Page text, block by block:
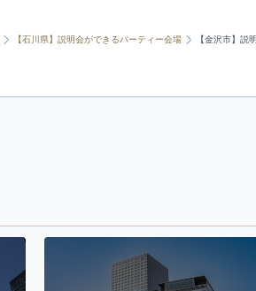
【石川県】説明会ができるパーティー会場 【金沢市】説